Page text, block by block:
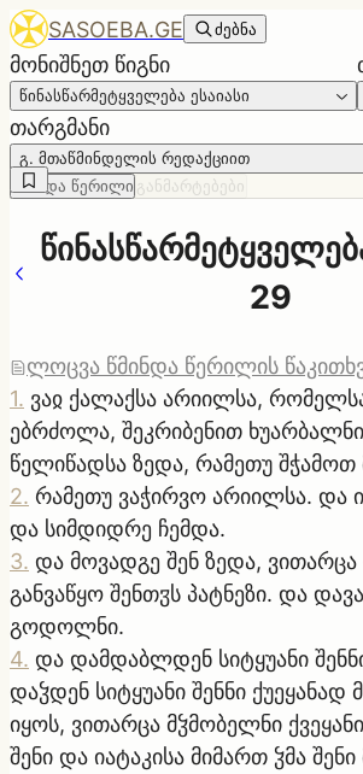
SASOEBA.GE ძებნა
მონიშნეთ წიგნი
წინასწარმეტყველება ესაიასი
თარგმანი
გ. მთაწმინდელის რედაქციით
წმინდა წერილი განმარტებები
29
ლოცვა წმინდა წერილის
1. ვაჲ ქალაქსა არიილსა,
ებრძოლა, შეკრიბენით
წელიწადსა ზედა, რამეთუ შჭამოთ
2. რამეთუ ვაჭირვო არიილსა. და
და სიმდიდრე ჩემდა.
3. და მოვადგე შენ ზედა,
განვაწყო შენთჳს პატნეზი. და
გოდოლნი.
4. და დამდაბლდენ სიტყუანი
დაჴდენ სიტყუანი შენნი ქუეყანად
იყოს, ვითარცა მჴმობელნი
შენი და იატაკისა მიმართ ჴმა